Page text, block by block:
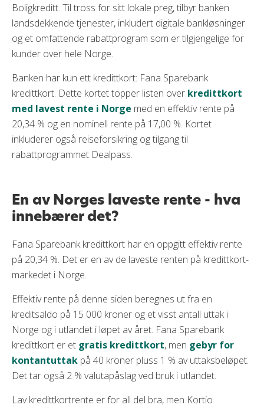
Boligkreditt. Til tross for sitt lokale preg, tilbyr banken
landsdekkende tjenester, inkludert digitale bankløsninger
og et omfattende rabattprogram som er tilgjengelige for
kunder over hele Norge.
Banken har kun ett kredittkort: Fana Sparebank
kredittkort. Dette kortet topper listen over kredittkort
med lavest rente i Norge med en effektiv rente på
20,34 % og en nominell rente på 17,00 %. Kortet
inkluderer også reiseforsikring og tilgang til
rabattprogrammet Dealpass.
En av Norges laveste rente - hva
innebærer det?
Fana Sparebank kredittkort har en oppgitt effektiv rente
på 20,34 %. Det er en av de laveste renten på kredittkort-
markedet i Norge.
Effektiv rente på denne siden beregnes ut fra en
kreditsaldo på 15 000 kroner og et visst antall uttak i
Norge og i utlandet i løpet av året. Fana Sparebank
kredittkort er et gratis kredittkort, men gebyr for
kontantuttak på 40 kroner pluss 1 % av uttaksbeløpet.
Det tar også 2 % valutapåslag ved bruk i utlandet.
Lav kredittkortrente er for all del bra, men Kortio